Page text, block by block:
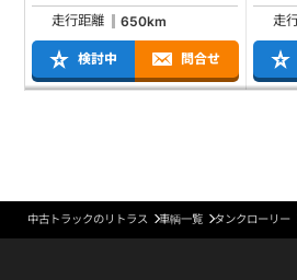
走行距離
650km
検討中 問合せ
走
中古トラックのリトラス 車輌一覧 タンクローリー